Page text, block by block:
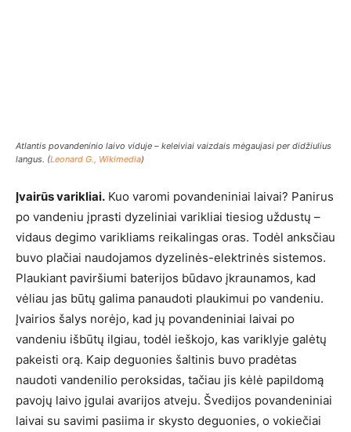
Atlantis povandeninio laivo viduje – keleiviai vaizdais mėgaujasi per didžiulius
langus. (Leonard G., Wikimedia)
Įvairūs varikliai. Kuo varomi povandeniniai laivai? Panirus
po vandeniu įprasti dyzeliniai varikliai tiesiog uždustų –
vidaus degimo varikliams reikalingas oras. Todėl anksčiau
buvo plačiai naudojamos dyzelinės-elektrinės sistemos.
Plaukiant paviršiumi baterijos būdavo įkraunamos, kad
vėliau jas būtų galima panaudoti plaukimui po vandeniu.
Įvairios šalys norėjo, kad jų povandeniniai laivai po
vandeniu išbūtų ilgiau, todėl ieškojo, kas variklyje galėtų
pakeisti orą. Kaip deguonies šaltinis buvo pradėtas
naudoti vandenilio peroksidas, tačiau jis kėlė papildomą
pavojų laivo įgulai avarijos atveju. Švedijos povandeniniai
laivai su savimi pasiima ir skysto deguonies, o vokiečiai